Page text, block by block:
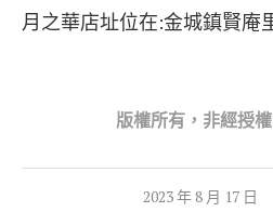
月之華店址位在:金城鎮賢庵
版權所有，非經授
2023 年 8 月 17 日